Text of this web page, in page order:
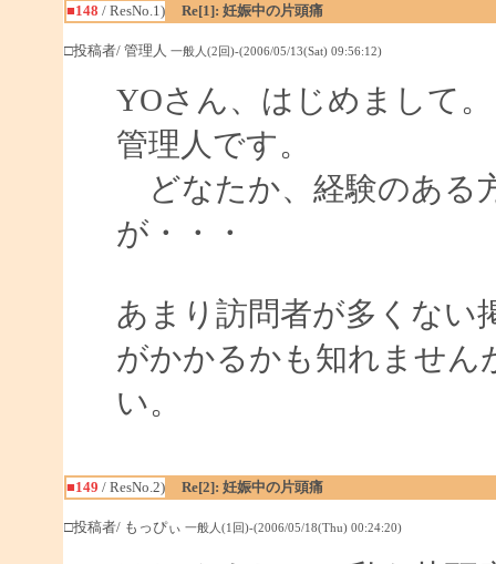
■148 / ResNo.1) Re[1]: 妊娠中の片頭痛
□投稿者/ 管理人 一般人(2回)-(2006/05/13(Sat) 09:56:12)
YOさん、はじめまして。
管理人です。
どなたか、経験のある
が・・・
あまり訪問者が多くない
がかかるかも知れません
い。
■149 / ResNo.2) Re[2]: 妊娠中の片頭痛
□投稿者/ もっぴぃ 一般人(1回)-(2006/05/18(Thu) 00:24:20)